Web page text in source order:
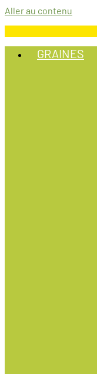
Aller au contenu
GRAINES